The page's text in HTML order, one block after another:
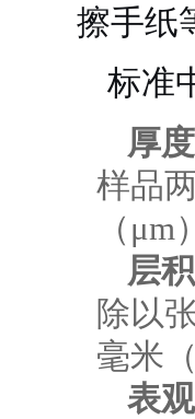
擦手纸
标准
厚
样品
（μm
层
除以
毫米
表